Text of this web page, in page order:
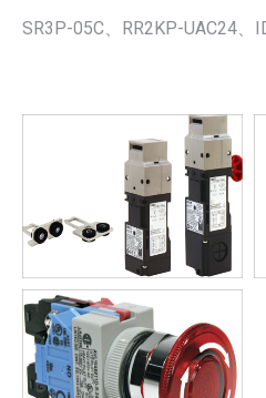
SR3P-05C、RR2KP-UAC24、